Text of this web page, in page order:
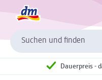
Suchen und finden
Dauerpreis -